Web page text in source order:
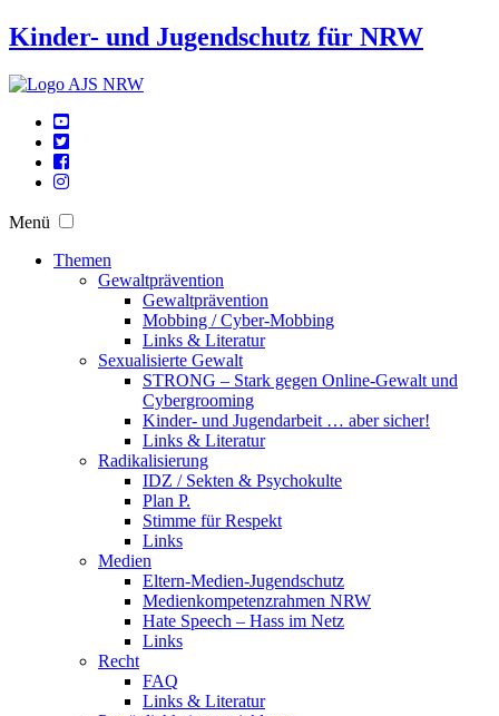
Kinder- und Jugendschutz für NRW
Menü
Themen
Gewaltprävention
Gewaltprävention
Mobbing / Cyber-Mobbing
Links & Literatur
Sexualisierte Gewalt
STRONG – Stark gegen Online-Gewalt und
Cybergrooming
Kinder- und Jugendarbeit … aber sicher!
Links & Literatur
Radikalisierung
IDZ / Sekten & Psychokulte
Plan P.
Stimme für Respekt
Links
Medien
Eltern-Medien-Jugendschutz
Medienkompetenzrahmen NRW
Hate Speech – Hass im Netz
Links
Recht
FAQ
Links & Literatur